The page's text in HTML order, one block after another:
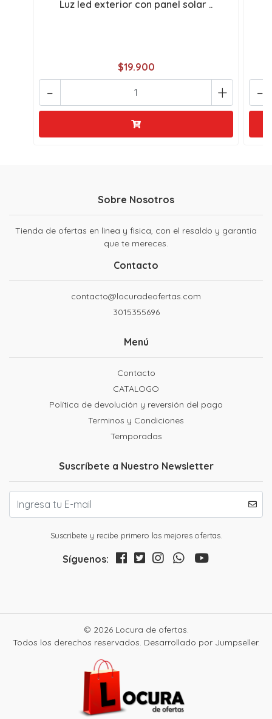
Luz led exterior con panel solar ..
$19.900
+
- -
Sobre Nosotros
Tienda de ofertas en linea y fisica, con el resaldo y garantia
que te mereces.
Contacto
contacto@locuradeofertas.com
3015355696
Menú
Contacto
CATALOGO
Política de devolución y reversión del pago
Terminos y Condiciones
Temporadas
Suscríbete a Nuestro Newsletter
Suscribete y recibe primero las mejores ofertas.
Síguenos:
© 2026 Locura de ofertas.
Todos los derechos reservados. Desarrollado por Jumpseller.